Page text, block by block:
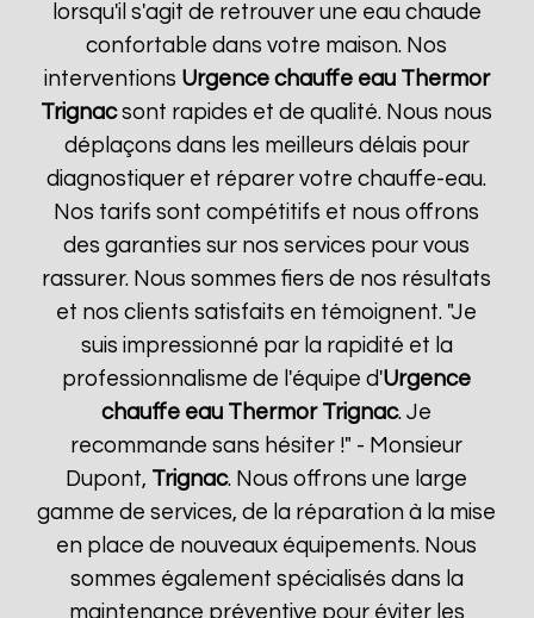
lorsqu'il s'agit de retrouver une eau chaude
confortable dans votre maison. Nos
interventions Urgence chauffe eau Thermor
Trignacsont rapides et de qualité. Nous nous
déplaçons dans les meilleurs délais pour
diagnostiquer et réparer votre chauffe-eau.
Nos tarifs sont compétitifs et nous offrons
des garanties sur nos services pour vous
rassurer. Nous sommes fiers de nos résultats
et nos clients satisfaits en témoignent. "Je
suis impressionné par la rapidité et la
professionnalisme de l'équipe d'Urgence
chauffe eau Thermor Trignac. Je
recommande sans hésiter !" - Monsieur
Dupont, Trignac. Nous offrons une large
gamme de services, de la réparation à la mise
en place de nouveaux équipements. Nous
sommes également spécialisés dans la
maintenance préventive pour éviter les